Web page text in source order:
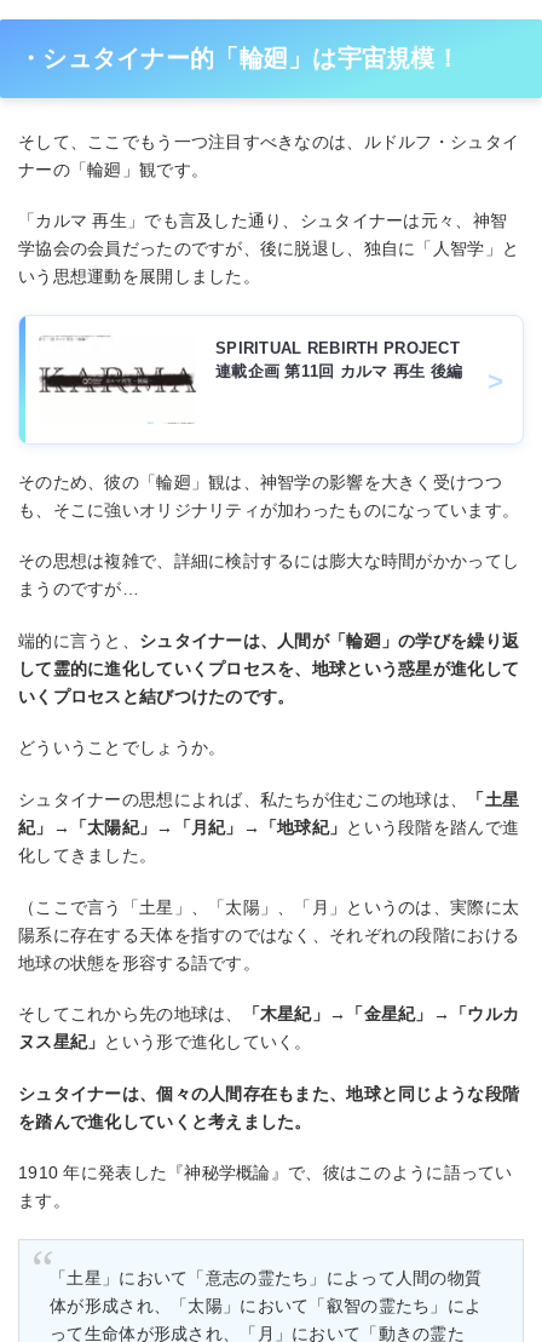
・シュタイナー的「輪廻」は宇宙規模！
そして、ここでもう⼀つ注⽬すべきなのは、ルドルフ・シュタイ
ナーの「輪廻」観です。
「カルマ 再⽣」でも⾔及した通り、シュタイナーは元々、神智
学協会の会員だったのですが、後に脱退し、独⾃に「⼈智学」と
いう思想運動を展開しました。
SPIRITUAL REBIRTH PROJECT
連載企画 第11回 カルマ 再生 後編
そのため、彼の「輪廻」観は、神智学の影響を⼤きく受けつつ
も、そこに強いオリジナリティが加わったものになっています。
その思想は複雑で、詳細に検討するには膨⼤な時間がかかってし
まうのですが…
端的に⾔うと、 シュタイナーは、⼈間が「輪廻」の学びを繰り返
して霊的に進化していくプロセスを、地球という惑星が進化して
いくプロセスと結びつけたのです。
どういうことでしょうか。
シュタイナーの思想によれば、私たちが住むこの地球は、
「⼟星
紀」→「太陽紀」→「⽉紀」→「地球紀」 という段階を踏んで進
化してきました。
（ここで⾔う「⼟星」、「太陽」、「⽉」というのは、実際に太
陽系に存在する天体を指すのではなく、それぞれの段階における
地球の状態を形容する語です。
そしてこれから先の地球は、
「⽊星紀」→「⾦星紀」→「ウルカ
ヌス星紀」 という形で進化していく。
シュタイナーは、個々の⼈間存在もまた、地球と同じような段階
を踏んで進化していくと考えました。
1910 年に発表した『神秘学概論』で、彼はこのように語ってい
ます。
「⼟星」において「意志の霊たち」によって⼈間の物質
体が形成され、「太陽」において「叡智の霊たち」によ
って⽣命体が形成され、「⽉」において「動きの霊た